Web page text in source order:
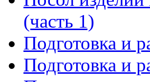
(часть 1)
Подготовка и
Подготовка и